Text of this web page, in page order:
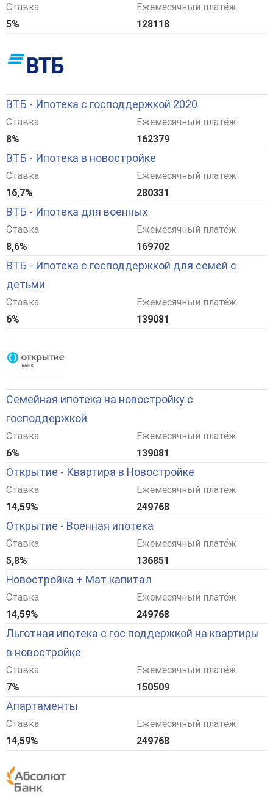
Ставка
5%
Ежемесячный платёж
128118
ВТБ - Ипотека с господдержкой 2020
Ставка
8%
Ежемесячный платёж
162379
ВТБ - Ипотека в новостройке
Ставка
16,7%
Ежемесячный платёж
280331
ВТБ - Ипотека для военных
Ставка
8,6%
Ежемесячный платёж
169702
ВТБ - Ипотека с господдержкой для семей с
детьми
Ставка
6%
Ежемесячный платёж
139081
Семейная ипотека на новостройку с
господдержкой
Ставка
6%
Ежемесячный платёж
139081
Открытие - Квартира в Новостройке
Ставка
14,59%
Ежемесячный платёж
249768
Открытие - Военная ипотека
Ставка
5,8%
Ежемесячный платёж
136851
Новостройка + Мат.капитал
Ставка
14,59%
Ежемесячный платёж
249768
Льготная ипотека с гос.поддержкой на квартиры
в новостройке
Ставка
7%
Ежемесячный платёж
150509
Апартаменты
Ставка
14,59%
Ежемесячный платёж
249768